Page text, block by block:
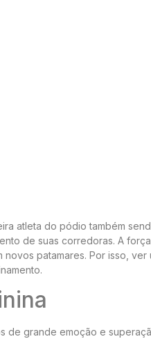
atleta do pódio também
de suas corredoras. A
patamares. Por isso, ver
de grande emoção e